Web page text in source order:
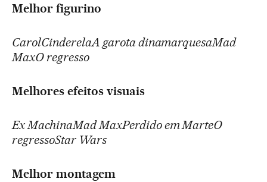
Melhor figurino
CarolCinderelaA garota dinamarquesaMad
MaxO regresso
Melhores efeitos visuais
Ex MachinaMad MaxPerdido em MarteO
regressoStar Wars
Melhor montagem